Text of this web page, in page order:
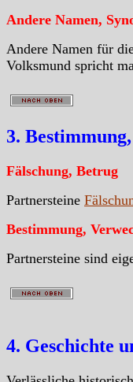
Andere Namen,
Andere Namen für
Volksmund spricht
3.
Fälschung, Betrug
Partnersteine
Bestimmung,
Partnersteine sind
4. Geschichte